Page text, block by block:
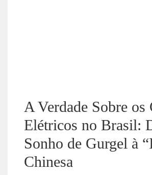
A Verdade Sobre os
Elétricos no Brasil:
Sonho de Gurgel à
Chinesa